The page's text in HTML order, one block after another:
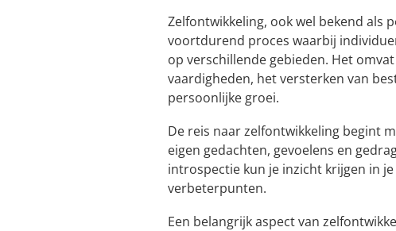
Zelfontwikkeling, ook wel bekend als
voortdurend proces waarbij
op verschillende gebieden. Het
vaardigheden, het versterken van
persoonlijke groei.
De reis naar zelfontwikkeling begint
eigen gedachten, gevoelens en
introspectie kun je inzicht krijgen in
verbeterpunten.
Een belangrijk aspect van